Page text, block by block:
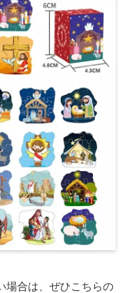
場合は、ぜひこちらの